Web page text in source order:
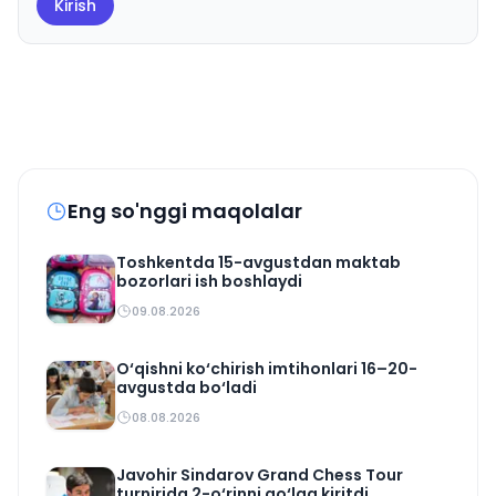
Kirish
Eng so'nggi maqolalar
Toshkentda 15-avgustdan maktab
bozorlari ish boshlaydi
09.08.2026
O‘qishni ko‘chirish imtihonlari 16–20-
avgustda bo‘ladi
08.08.2026
Javohir Sindarov Grand Chess Tour